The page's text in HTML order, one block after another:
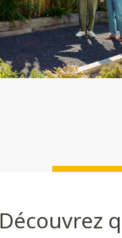
Découvrez